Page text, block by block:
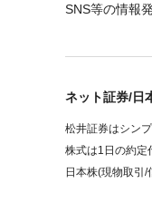
SNS等の情報
ネット証券/日
松井証券はシン
株式は1日の約定
日本株(現物取引